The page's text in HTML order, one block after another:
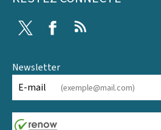
Twitter Facebook
Newsletter
E-mail